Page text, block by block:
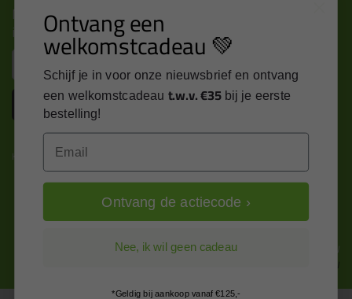
Nieuws, tips en exclusieve deals rechtstreeks in je
inbox
Inschrijven
Kitcentrum is trots op:
Alle prijzen zijn in EURO en excl. 21% BTW
wijzig naar incl. BTW
Ontvang een
welkomstcadeau 💚
Schijf je in voor onze nieuwsbrief en ontvang
een welkomstcadeau t.w.v. €35 bij je eerste
bestelling!
Email
Ontvang de actiecode ›
Nee, ik wil geen cadeau
*Geldig bij aankoop vanaf €125,-